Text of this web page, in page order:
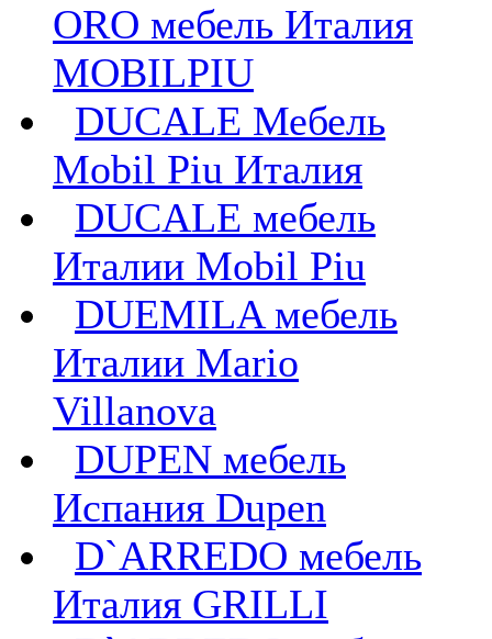
ORO мебель Италия
MOBILPIU
DUCALE Мебель
Mobil Piu Италия
DUCALE мебель
Италии Mobil Piu
DUEMILA мебель
Италии Mario
Villanova
DUPEN мебель
Испания Dupen
D`ARREDO мебель
Италия GRILLI